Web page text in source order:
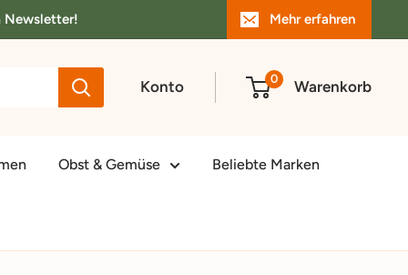
Newsletter! Mehr erfahren
Konto 0 Warenkorb
Obst & Gemüse Beliebte Marken